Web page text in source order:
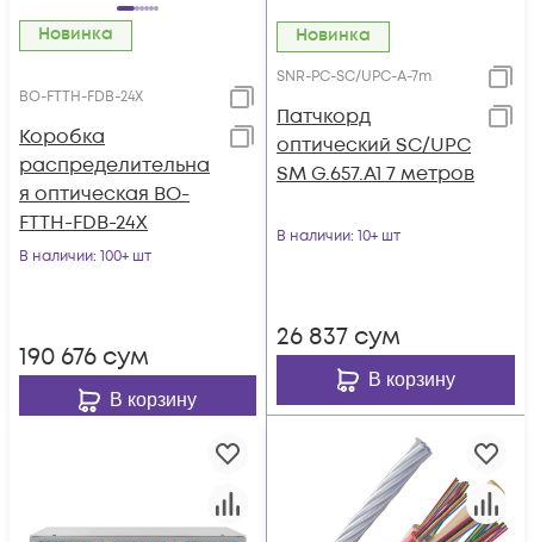
Новинка
BO-FTTH-FDB-24X
Коробка
распределительна
я оптическая BO-
FTTH-FDB-24X
В наличии: 100+ шт
190 676 сум
В корзину
Новинка
SNR-PC-SC/UPC-A-7m
Патчкорд
оптический SC/UPC
SM G.657.A1 7 метров
В наличии: 10+ шт
26 837 сум
В корзину